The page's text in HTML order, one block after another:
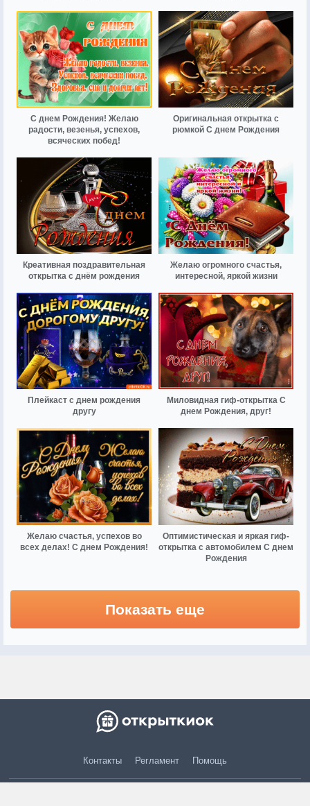
С днем Рождения! Желаю
радости, везенья, успехов,
всяческих побед!
Оригинальная открытка с
рюмкой С днем Рождения
Креативная поздравительная
открытка с днём рождения
Желаю огромного счастья,
интересной, яркой жизни
Плейкаст с днем рождения
другу
Миловидная гиф-открытка С
днем Рождения, друг!
Желаю счастья, успехов во
всех делах! С днем Рождения!
Оптимистическая и яркая гиф-
открытка с автомобилем С днем
Рождения
Показать еще
Контакты Регламент Помощь